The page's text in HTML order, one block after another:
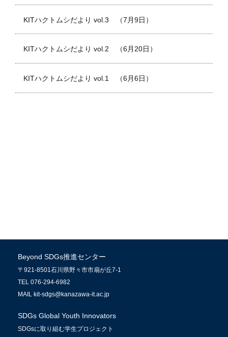
KITハクトムシだより vol.3 （7月9日）
KITハクトムシだより vol.2 （6月20日）
KITハクトムシだより vol.1 （6月6日）
Beyond SDGs推進センター
〒921-8501石川県野々市市扇が丘7-1
TEL 076-294-6982
MAIL kit-sdgs@kanazawa-it.ac.jp
SDGs Global Youth Innovators
SDGsに取り組む学生プロジェクト